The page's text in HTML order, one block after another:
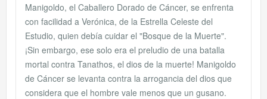
Manigoldo, el Caballero Dorado de Cáncer, se enfrenta
con facilidad a Verónica, de la Estrella Celeste del
Estudio, quien debía cuidar el "Bosque de la Muerte".
¡Sin embargo, ese solo era el preludio de una batalla
mortal contra Tanathos, el dios de la muerte! Manigoldo
de Cáncer se levanta contra la arrogancia del dios que
considera que el hombre vale menos que un gusano.